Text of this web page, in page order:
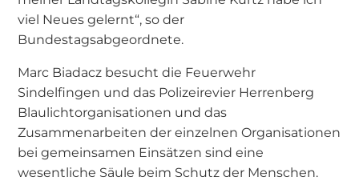
viel Neues gelernt“, so der
Bundestagsabgeordnete.
Marc Biadacz besucht die Feuerwehr
Sindelfingen und das Polizeirevier Herrenberg
Blaulichtorganisationen und das
Zusammenarbeiten der einzelnen Organisationen
bei gemeinsamen Einsätzen sind eine
wesentliche Säule beim Schutz der Menschen.